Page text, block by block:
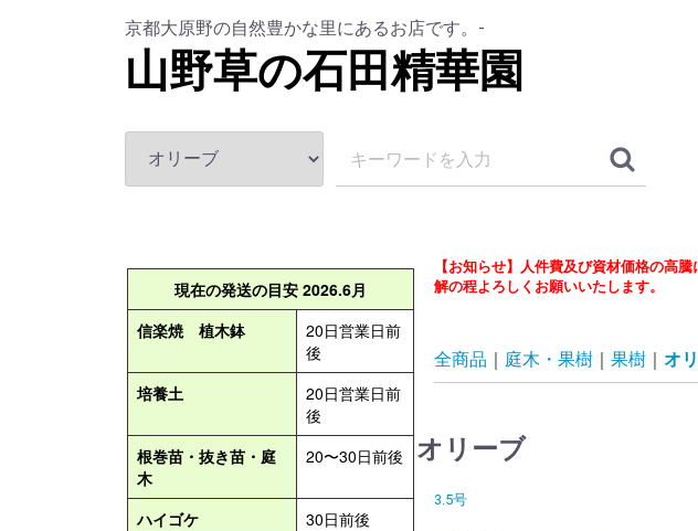
京都大原野の自然豊かな里にあるお店です。-
山野草の石田精華園
【お知らせ】人件費及び資材価格の高
解の程よろしくお願いいたします。
全商品 庭木・果樹 果樹 オ
オリーブ
3.5号